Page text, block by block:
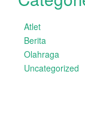
Atlet
Berita
Olahraga
Uncategorized